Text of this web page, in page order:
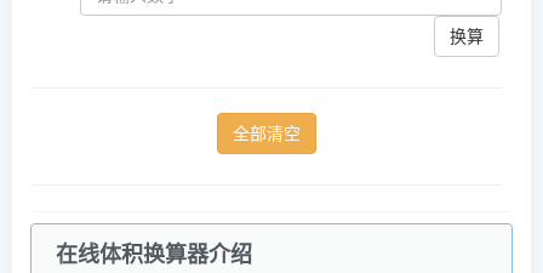
换算
在线体积换算器介绍